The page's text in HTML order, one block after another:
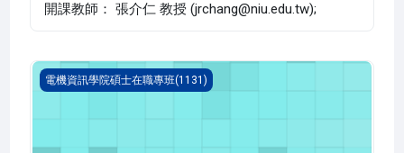
開課教師： 張介仁 教授 (jrchang@niu.edu.tw);
行動裝置程式設計(1131_P4EC010019A)
電機資訊學院碩士在職專班(1131)